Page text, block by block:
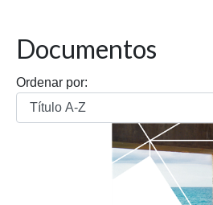
Documentos
Ordenar por: